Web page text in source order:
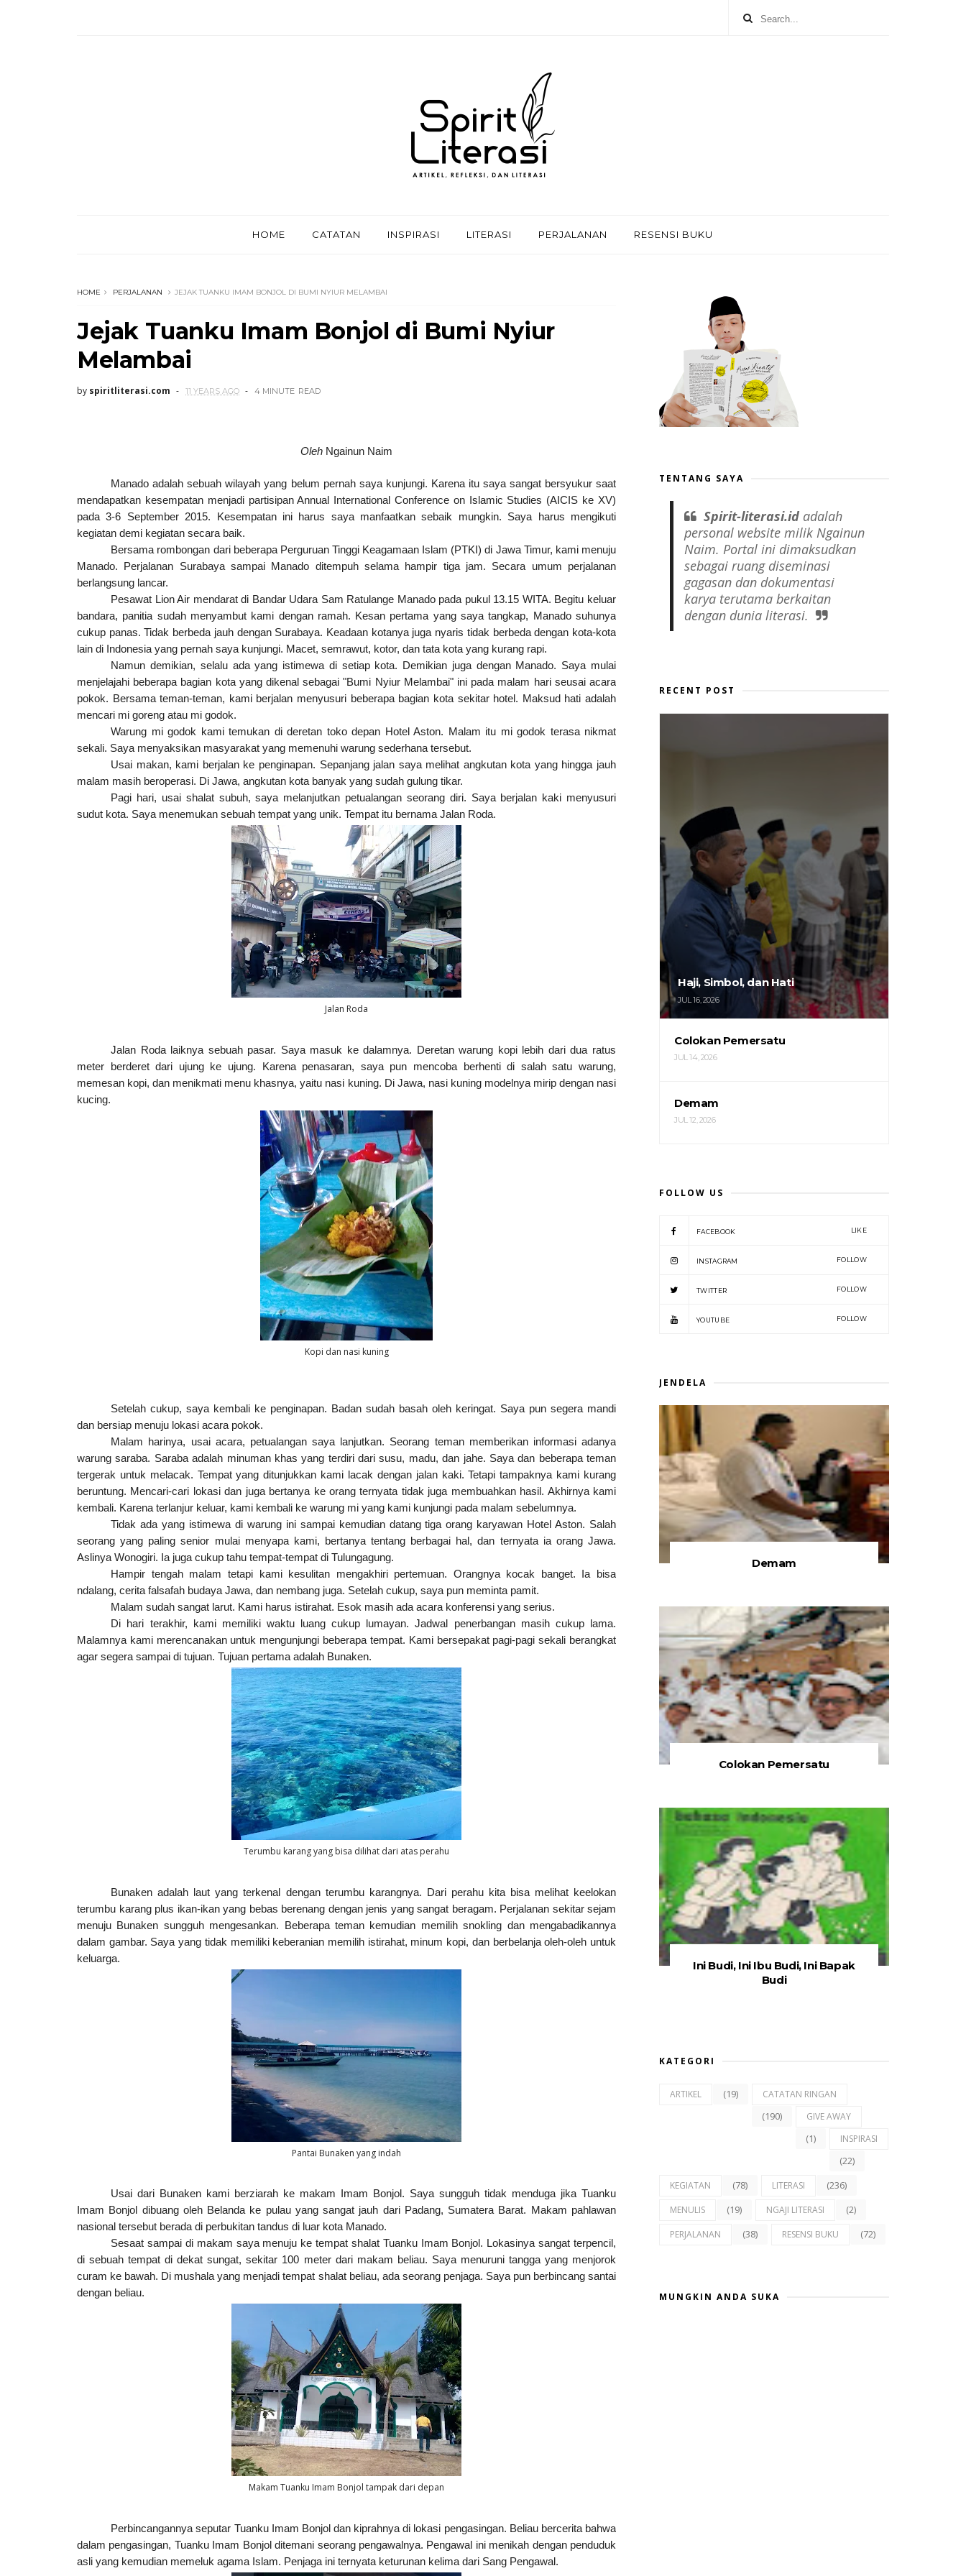
HOME CATATAN INSPIRASI LITERASI PERJALANAN RESENSI BUKU
HOME PERJALANAN JEJAK TUANKU IMAM BONJOL DI BUMI NYIUR MELAMBAI
Jejak Tuanku Imam Bonjol di Bumi Nyiur
Melambai
by spiritliterasi.com 11 YEARS AGO 4 MINUTE READ
Oleh Ngainun Naim
Manado adalah sebuah wilayah yang belum pernah saya kunjungi. Karena itu saya sangat bersyukur saat
mendapatkan kesempatan menjadi partisipan Annual International Conference on Islamic Studies (AICIS ke XV)
pada 3-6 September 2015. Kesempatan ini harus saya manfaatkan sebaik mungkin. Saya harus mengikuti
kegiatan demi kegiatan secara baik.
Bersama rombongan dari beberapa Perguruan Tinggi Keagamaan Islam (PTKI) di Jawa Timur, kami menuju
Manado. Perjalanan Surabaya sampai Manado ditempuh selama hampir tiga jam. Secara umum perjalanan
berlangsung lancar.
Pesawat Lion Air mendarat di Bandar Udara Sam Ratulange Manado pada pukul 13.15 WITA. Begitu keluar
bandara, panitia sudah menyambut kami dengan ramah. Kesan pertama yang saya tangkap, Manado suhunya
cukup panas. Tidak berbeda jauh dengan Surabaya. Keadaan kotanya juga nyaris tidak berbeda dengan kota-kota
lain di Indonesia yang pernah saya kunjungi. Macet, semrawut, kotor, dan tata kota yang kurang rapi.
Namun demikian, selalu ada yang istimewa di setiap kota. Demikian juga dengan Manado. Saya mulai
menjelajahi beberapa bagian kota yang dikenal sebagai "Bumi Nyiur Melambai" ini pada malam hari seusai acara
pokok. Bersama teman-teman, kami berjalan menyusuri beberapa bagian kota sekitar hotel. Maksud hati adalah
mencari mi goreng atau mi godok.
Warung mi godok kami temukan di deretan toko depan Hotel Aston. Malam itu mi godok terasa nikmat
sekali. Saya menyaksikan masyarakat yang memenuhi warung sederhana tersebut.
Usai makan, kami berjalan ke penginapan. Sepanjang jalan saya melihat angkutan kota yang hingga jauh
malam masih beroperasi. Di Jawa, angkutan kota banyak yang sudah gulung tikar.
Pagi hari, usai shalat subuh, saya melanjutkan petualangan seorang diri. Saya berjalan kaki menyusuri
sudut kota. Saya menemukan sebuah tempat yang unik. Tempat itu bernama Jalan Roda.
Jalan Roda
Jalan Roda laiknya sebuah pasar. Saya masuk ke dalamnya. Deretan warung kopi lebih dari dua ratus
meter berderet dari ujung ke ujung. Karena penasaran, saya pun mencoba berhenti di salah satu warung,
memesan kopi, dan menikmati menu khasnya, yaitu nasi kuning. Di Jawa, nasi kuning modelnya mirip dengan nasi
kucing.
Kopi dan nasi kuning
Setelah cukup, saya kembali ke penginapan. Badan sudah basah oleh keringat. Saya pun segera mandi
dan bersiap menuju lokasi acara pokok.
Malam harinya, usai acara, petualangan saya lanjutkan. Seorang teman memberikan informasi adanya
warung saraba. Saraba adalah minuman khas yang terdiri dari susu, madu, dan jahe. Saya dan beberapa teman
tergerak untuk melacak. Tempat yang ditunjukkan kami lacak dengan jalan kaki. Tetapi tampaknya kami kurang
beruntung. Mencari-cari lokasi dan juga bertanya ke orang ternyata tidak juga membuahkan hasil. Akhirnya kami
kembali. Karena terlanjur keluar, kami kembali ke warung mi yang kami kunjungi pada malam sebelumnya.
Tidak ada yang istimewa di warung ini sampai kemudian datang tiga orang karyawan Hotel Aston. Salah
seorang yang paling senior mulai menyapa kami, bertanya tentang berbagai hal, dan ternyata ia orang Jawa.
Aslinya Wonogiri. Ia juga cukup tahu tempat-tempat di Tulungagung.
Hampir tengah malam tetapi kami kesulitan mengakhiri pertemuan. Orangnya kocak banget. Ia bisa
ndalang, cerita falsafah budaya Jawa, dan nembang juga. Setelah cukup, saya pun meminta pamit.
Malam sudah sangat larut. Kami harus istirahat. Esok masih ada acara konferensi yang serius.
Di hari terakhir, kami memiliki waktu luang cukup lumayan. Jadwal penerbangan masih cukup lama.
Malamnya kami merencanakan untuk mengunjungi beberapa tempat. Kami bersepakat pagi-pagi sekali berangkat
agar segera sampai di tujuan. Tujuan pertama adalah Bunaken.
Terumbu karang yang bisa dilihat dari atas perahu
Bunaken adalah laut yang terkenal dengan terumbu karangnya. Dari perahu kita bisa melihat keelokan
terumbu karang plus ikan-ikan yang bebas berenang dengan jenis yang sangat beragam. Perjalanan sekitar sejam
menuju Bunaken sungguh mengesankan. Beberapa teman kemudian memilih snokling dan mengabadikannya
dalam gambar. Saya yang tidak memiliki keberanian memilih istirahat, minum kopi, dan berbelanja oleh-oleh untuk
keluarga.
Pantai Bunaken yang indah
Usai dari Bunaken kami berziarah ke makam Imam Bonjol. Saya sungguh tidak menduga jika Tuanku
Imam Bonjol dibuang oleh Belanda ke pulau yang sangat jauh dari Padang, Sumatera Barat. Makam pahlawan
nasional tersebut berada di perbukitan tandus di luar kota Manado.
Sesaat sampai di makam saya menuju ke tempat shalat Tuanku Imam Bonjol. Lokasinya sangat terpencil,
di sebuah tempat di dekat sungat, sekitar 100 meter dari makam beliau. Saya menuruni tangga yang menjorok
curam ke bawah. Di mushala yang menjadi tempat shalat beliau, ada seorang penjaga. Saya pun berbincang santai
dengan beliau.
Makam Tuanku Imam Bonjol tampak dari depan
Perbincangannya seputar Tuanku Imam Bonjol dan kiprahnya di lokasi pengasingan. Beliau bercerita bahwa
dalam pengasingan, Tuanku Imam Bonjol ditemani seorang pengawalnya. Pengawal ini menikah dengan penduduk
asli yang kemudian memeluk agama Islam. Penjaga ini ternyata keturunan kelima dari Sang Pengawal.
TENTANG SAYA
Spirit-literasi.id adalah
personal website milik Ngainun
Naim. Portal ini dimaksudkan
sebagai ruang diseminasi
gagasan dan dokumentasi
karya terutama berkaitan
dengan dunia literasi.
RECENT POST
Haji, Simbol, dan Hati
JUL 16, 2026
Colokan Pemersatu
JUL 14, 2026
Demam
JUL 12, 2026
FOLLOW US
FACEBOOK LIKE
INSTAGRAM FOLLOW
TWITTER FOLLOW
YOUTUBE FOLLOW
JENDELA
Demam
Colokan Pemersatu
Ini Budi, Ini Ibu Budi, Ini Bapak
Budi
KATEGORI
ARTIKEL (19) CATATAN RINGAN
(190) GIVE AWAY
(1) INSPIRASI
(22)
KEGIATAN (78) LITERASI (236)
MENULIS (19) NGAJI LITERASI (2)
PERJALANAN (38) RESENSI BUKU (72)
MUNGKIN ANDA SUKA